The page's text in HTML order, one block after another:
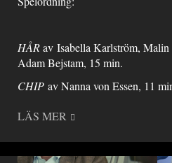
HÅRav Isabella Karlström,
Adam Bejstam, 15 min.
CHIP av Nanna von Essen, 11
LÄS MER